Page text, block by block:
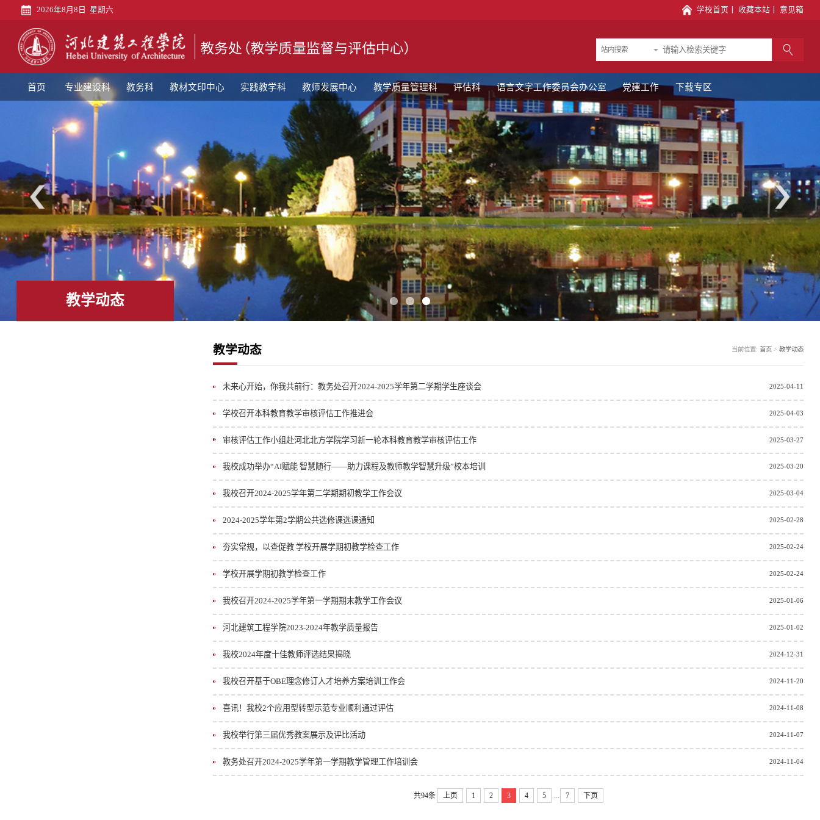
印
中
心
教
学
科
师
发
展
教
学
质
量
理
评
估
科
语
言
字
党
工
2026年8月8日 星期六 学校首页 收藏本站 意见箱
站内搜索
首页 专业建设科 教务科 教材文印中心 实践教学科 教师发展中心 教学质量管理科 评估科 语言文字工作委员会办公室 党建工作 下载专区
教学动态
教学动态 当前位置:首页 >教学动态
未来心开始，你我共前行：教务处召开2024-2025学年第二学期学生座谈会 2025-04-11
学校召开本科教育教学审核评估工作推进会 2025-04-03
审核评估工作小组赴河北北方学院学习新一轮本科教育教学审核评估工作 2025-03-27
我校成功举办“AI赋能 智慧随行——助力课程及教师教学智慧升级”校本培训 2025-03-20
我校召开2024-2025学年第二学期期初教学工作会议 2025-03-04
2024-2025学年第2学期公共选修课选课通知 2025-02-28
夯实常规，以查促教 学校开展学期初教学检查工作 2025-02-24
学校开展学期初教学检查工作 2025-02-24
我校召开2024-2025学年第一学期期末教学工作会议 2025-01-06
河北建筑工程学院2023-2024年教学质量报告 2025-01-02
我校2024年度十佳教师评选结果揭晓 2024-12-31
我校召开基于OBE理念修订人才培养方案培训工作会 2024-11-20
喜讯！我校2个应用型转型示范专业顺利通过评估 2024-11-08
我校举行第三届优秀教案展示及评比活动 2024-11-07
教务处召开2024-2025学年第一学期教学管理工作培训会 2024-11-04
共94条 上页 1 2 3 4 5 ... 7 下页